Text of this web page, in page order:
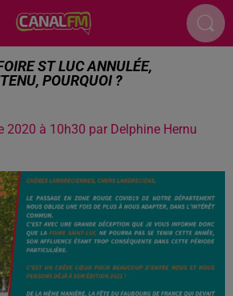
ST LUC ANNULÉE,
POURQUOI ?
2020 à 10h30 par Delphine Hernu